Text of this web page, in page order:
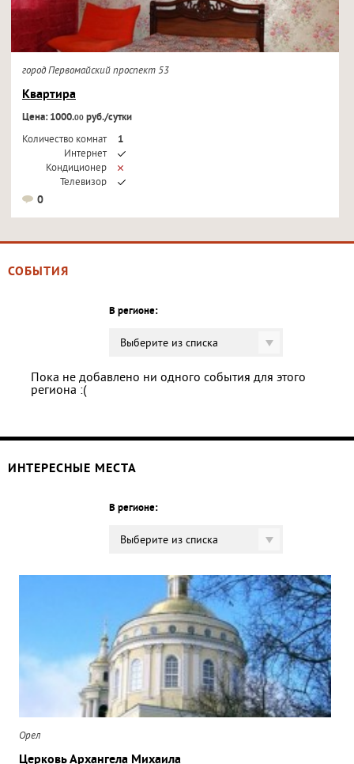
город Первомайский проспект 53
Квартира
Цена: 1000.00руб./сутки
Количество комнат
1
Интернет
Кондиционер
Телевизор
0
СОБЫТИЯ
В регионе:
Выберите из списка
Пока не добавлено ни одного события для этого
региона :(
ИНТЕРЕСНЫЕ МЕСТА
В регионе:
Выберите из списка
Орел
Церковь Архангела Михаила